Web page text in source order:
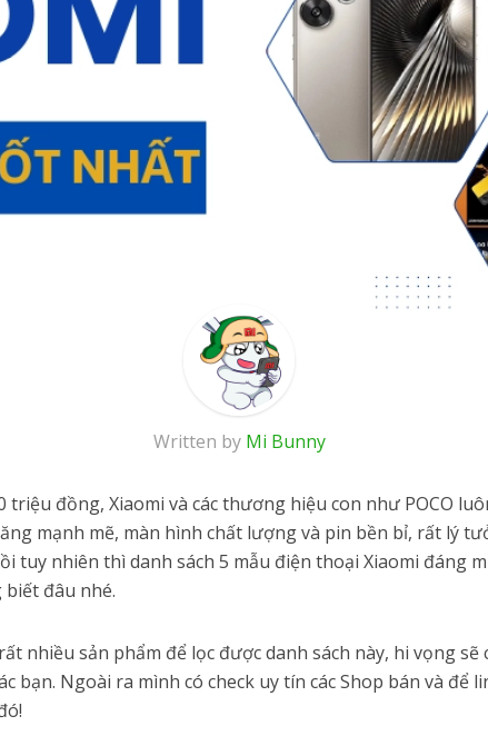
Written by Mi Bunny
triệu đồng, Xiaomi và các thương hiệu con như POCO
mạnh mẽ, màn hình chất lượng và pin bền bỉ, rất lý
tuy nhiên thì danh sách 5 mẫu điện thoại Xiaomi đáng
biết đâu nhé.
nhiều sản phẩm để lọc được danh sách này, hi vọng sẽ
bạn. Ngoài ra mình có check uy tín các Shop bán và để